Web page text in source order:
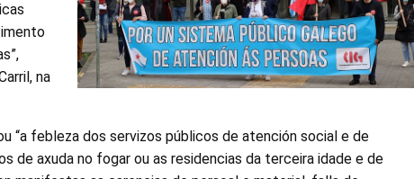
na
“a febleza dos servizos públicos de atención social e de
de axuda no fogar ou as residencias da terceira idade e de